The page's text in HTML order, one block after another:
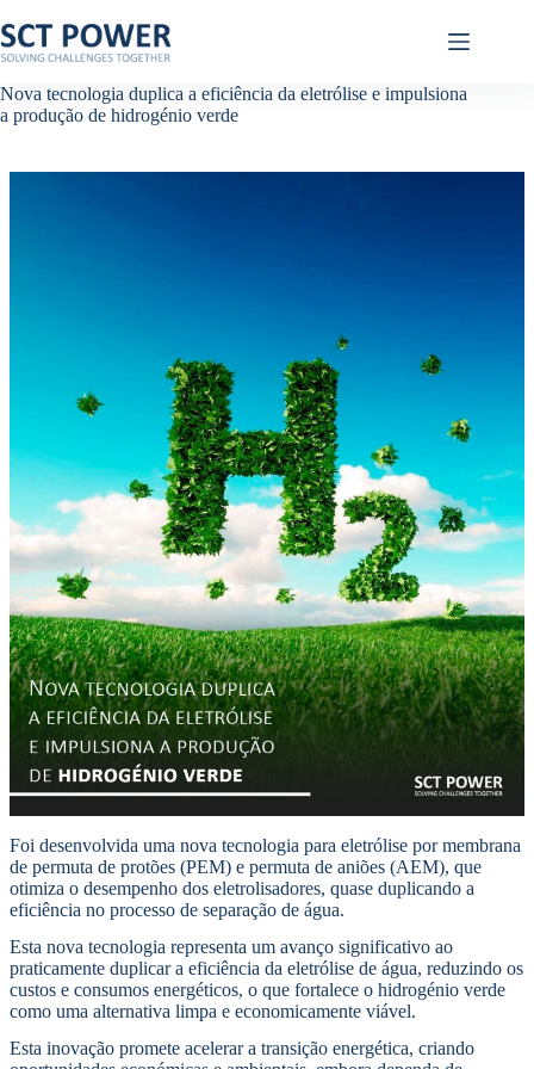
para
o
Nova tecnologia duplica a eficiência da eletrólise e impulsiona
a produção de hidrogénio verde
Foi desenvolvida uma nova tecnologia para eletrólise por membrana
de permuta de protões (PEM) e permuta de aniões (AEM), que
otimiza o desempenho dos eletrolisadores, quase duplicando a
eficiência no processo de separação de água.
Esta nova tecnologia representa um avanço significativo ao
praticamente duplicar a eficiência da eletrólise de água, reduzindo os
custos e consumos energéticos, o que fortalece o hidrogénio verde
como uma alternativa limpa e economicamente viável.
Esta inovação promete acelerar a transição energética, criando